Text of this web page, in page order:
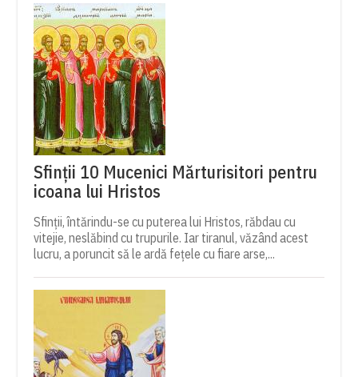
Sfinții 10 Mucenici Mărturisitori pentru
icoana lui Hristos
Sfinții, întărindu-se cu puterea lui Hristos, răbdau cu
vitejie, neslăbind cu trupurile. Iar tiranul, văzând acest
lucru, a poruncit să le ardă fețele cu fiare arse,...